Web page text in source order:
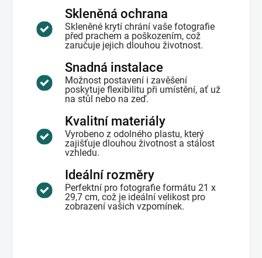
Skleněná ochrana
Skleněné krytí chrání vaše fotografie
před prachem a poškozením, což
zaručuje jejich dlouhou životnost.
Snadná instalace
Možnost postavení i zavěšení
poskytuje flexibilitu při umístění, ať už
na stůl nebo na zeď.
Kvalitní materiály
Vyrobeno z odolného plastu, který
zajišťuje dlouhou životnost a stálost
vzhledu.
Ideální rozměry
Perfektní pro fotografie formátu 21 x
29,7 cm, což je ideální velikost pro
zobrazení vašich vzpomínek.